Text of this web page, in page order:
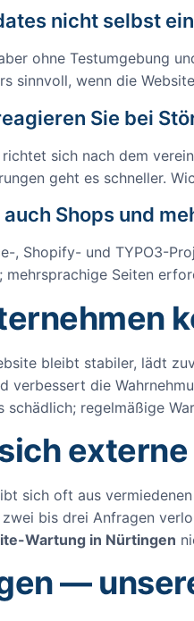
nicht selbst
ohne Testumgebung
sinnvoll, wenn die
Sie bei
sich nach dem
geht es schneller.
auch Shops und
, Shopify- und TYPO3-
mehrsprachige Seiten
bleibt stabiler, lädt
verbessert die
schädlich; regelmäßige
sich oft aus
bis drei Anfragen
Wartung in Nürtingen
—